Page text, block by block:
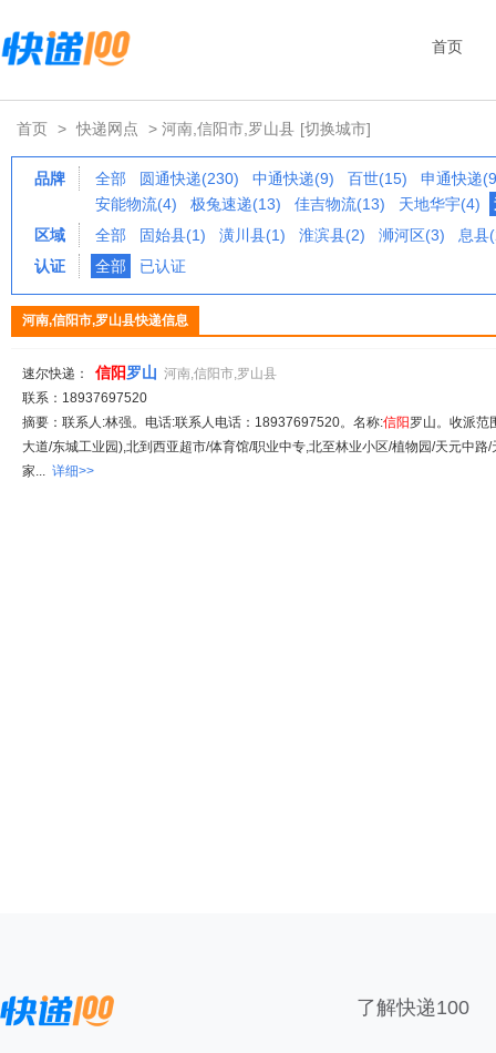
首页
首页 > 快递网点 > 河南,信阳市,罗山县 [切换城市]
品牌 全部 圆通快递(230) 中通快递(9) 百世(15)
申通快递
安能物流(4)
极兔速递(13) 佳吉物流(13) 天地华宇(4)
区域
全部 固始县(1) 潢川县(1) 淮滨县(2) 浉河区(3)
息县
认证
全部 已认证
河南,信阳市,罗山县快递信息
速尔快递： 信阳罗山 河南,信阳市,罗山县
联系：18937697520
摘要：联系人:林强。电话:联系人电话：18937697520。名称:信阳 罗山。收派范
大道/东城工业园),北到西亚超市/体育馆/职业中专,北至林业小区/植物园/天元中路
家... 详细>>
了解快递100